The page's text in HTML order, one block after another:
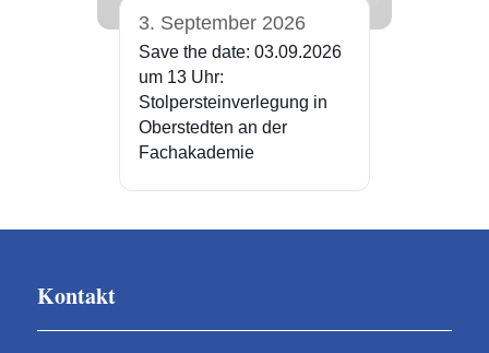
3. September 2026
Save the date: 03.09.2026
um 13 Uhr:
Stolpersteinverlegung in
Oberstedten an der
Fachakademie
Kontakt